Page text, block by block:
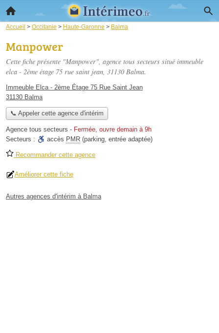
Accueil > Occitanie > Haute-Garonne > Balma
Manpower
Cette fiche présente "Manpower", agence tous secteurs situé immeuble
elca - 2ème étage 75 rue saint jean, 31130 Balma.
Immeuble Elca - 2ème Étage 75 Rue Saint Jean
31130 Balma
📞 Appeler cette agence d'intérim
Agence tous secteurs - Fermée, ouvre demain à 9h
Secteurs :
accès PMR (parking, entrée adaptée)
Recommander cette agence
Améliorer cette fiche
Autres agences d'intérim à Balma